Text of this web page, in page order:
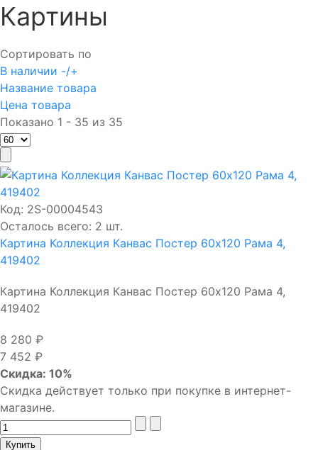
Картины
Сортировать по
В наличии -/+
Название товара
Цена товара
Показано 1 - 35 из 35
Код: 2S-00004543
Осталось всего: 2 шт.
Картина Коллекция Канвас Постер 60х120 Рама 4,
419402
Картина Коллекция Канвас Постер 60х120 Рама 4,
419402
8 280 ₽
7 452 ₽
Скидка: 10%
Скидка действует только при покупке в интернет-
магазине.